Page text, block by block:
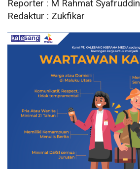
Reporter : M Rahmat Syafruddin
Redaktur : Zukfikar